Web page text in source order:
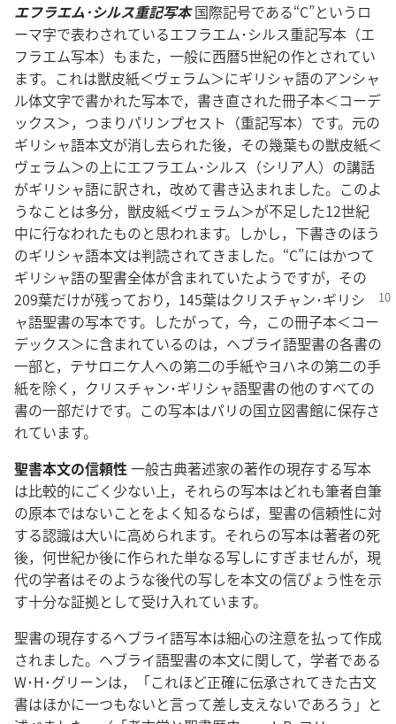
エフラエム･シルス重記写本国際記号である“C”というロ
ーマ字で表わされているエフラエム･シルス重記写本（エ
フラエム写本）もまた，一般に西暦5世紀の作とされてい
ます。これは獣皮紙＜ヴェラム＞にギリシャ語のアンシャ
ル体文字で書かれた写本で，書き直された冊子本＜コーデ
ックス＞，つまりパリンプセスト（重記写本）です。元の
ギリシャ語本文が消し去られた後，その幾葉もの獣皮紙＜
ヴェラム＞の上にエフラエム･シルス（シリア人）の講話
がギリシャ語に訳され，改めて書き込まれました。このよ
うなことは多分，獣皮紙＜ヴェラム＞が不足した12世紀
中に行なわれたものと思われます。しかし，下書きのほう
のギリシャ語本文は判読されてきました。“C”にはかつて
ギリシャ語の聖書全体が含まれていたようですが，その
209葉だけが残っており，145葉はクリスチャン･ギリシ
ャ語聖書の写本です。したがって，今，この冊子本＜コー
デックス＞に含まれているのは，ヘブライ語聖書の各書の
一部と，テサロニケ人への第二の手紙やヨハネの第二の手
紙を除く，クリスチャン･ギリシャ語聖書の他のすべての
書の一部だけです。この写本はパリの国立図書館に保存さ
れています。
聖書本文の信頼性
は比較的にごく少ない上，それらの写本はどれも筆者自筆
の原本ではないことをよく知るならば，聖書の信頼性に対
する認識は大いに高められます。それらの写本は著者の死
後，何世紀か後に作られた単なる写しにすぎませんが，現
代の学者はそのような後代の写しを本文の信ぴょう性を示
す十分な証拠として受け入れています。
聖書の現存するヘブライ語写本は細心の注意を払って作成
されました。ヘブライ語聖書の本文に関して，学者である
W･H･グリーンは，「これほど正確に伝承されてきた古文
書はほかに一つもないと言って差し支えないであろう」と